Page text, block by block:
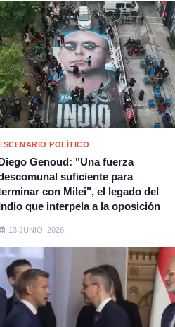
POLÍTICO
Genoud: "Una fuerza
suficiente para
con Milei", el legado del
que interpela a la oposición
13 JUNIO, 2026